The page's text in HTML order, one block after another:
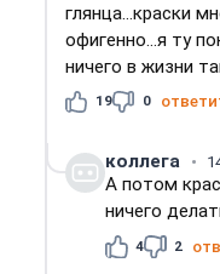
глянца...краски
офигенно...я ту
ничего в жизни
19 0
коллега
А потом
ничего
4 2